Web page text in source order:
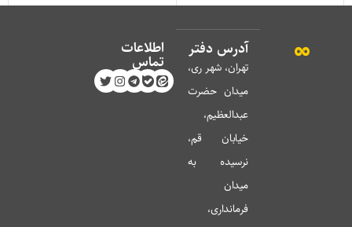
آدرس دفتر
تهران، شهر ری،
میدان حضرت
عبدالعظیم،
خیابان قم،
نرسیده به
میدان
فرمانداری،
اطلاعات
تماس